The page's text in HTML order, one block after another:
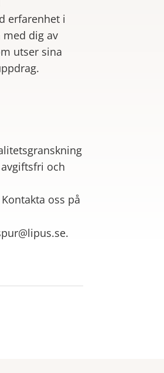
erfarenhet i
med dig av
utser sina
och
oss på